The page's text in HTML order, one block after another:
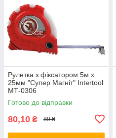
Рулетка з фіксатором 5м х
25мм "Супер Магніт" Intertool
МТ-0306
Готово до відправки
80,10 ₴ 89 ₴